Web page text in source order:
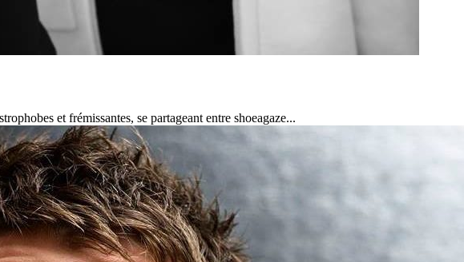
et frémissantes, se partageant entre shoeagaze...